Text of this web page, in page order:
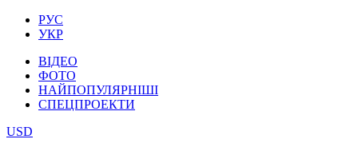
РУС
УКР
ВІДЕО
ФОТО
НАЙПОПУЛЯРНІШІ
СПЕЦПРОЕКТИ
USD